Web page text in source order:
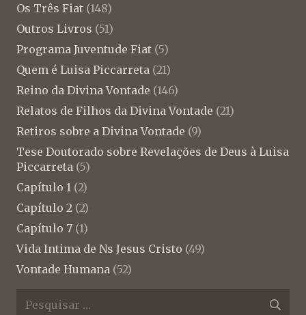
Os Três Fiat (148)
Outros Livros (51)
Programa Juventude Fiat (5)
Quem é Luisa Piccarreta (21)
Reino da Divina Vontade (146)
Relatos de Filhos da Divina Vontade (21)
Retiros sobre a Divina Vontade (9)
Tese Doutorado sobre Revelações de Deus à Luisa
Piccarreta (5)
Capítulo 1 (2)
Capítulo 2 (2)
Capítulo 7 (1)
Vida Intima de Ns Jesus Cristo (49)
Vontade Humana (52)
Pesquisar